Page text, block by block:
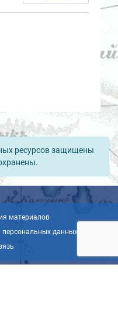
ресурсов защищены
материалов
данных